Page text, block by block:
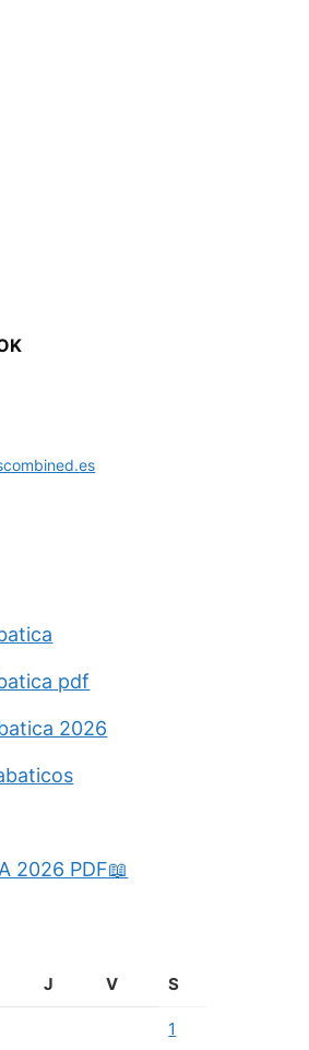
pdf
2026
2026 PDF📖
J V S
1